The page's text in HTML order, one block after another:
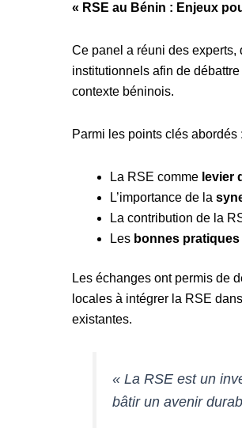
« RSE au Bénin : Enjeux
Ce panel a réuni des experts,
institutionnels afin de
contexte béninois.
Parmi les points clés abordés :
La RSE comme levier
L’importance de la
La contribution de la
Les bonnes pratiques
Les échanges ont permis de
locales à intégrer la RSE
existantes.
« La RSE est un
bâtir un avenir